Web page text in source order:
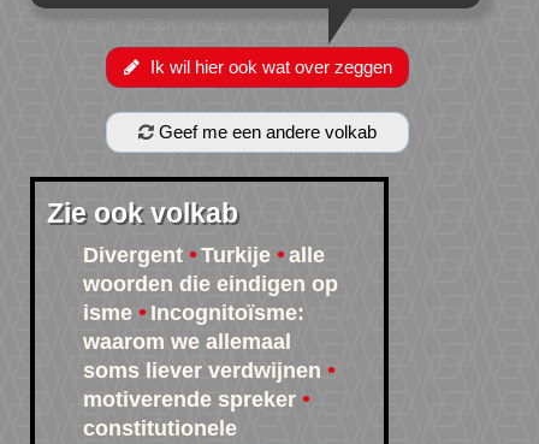
Ik wil hier ook wat over zeggen
Geef me een andere volkab
Zie ook volkab
Divergent Turkije
alle
woorden die eindigen op
isme
Incognitoïsme:
waarom we allemaal
soms liever verdwijnen
motiverende spreker
constitutionele